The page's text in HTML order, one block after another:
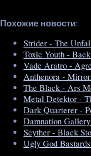
Похожие новости:
Strider - The
Toxic Youth -
Vade Aratro -
Anthenora -
The Black - Ars
Metal Detektor -
Dark Quarterer -
Damnation
Scyther - Black
Ugly God